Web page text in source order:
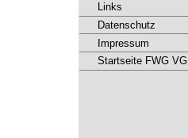
Links
Datenschutz
Impressum
Startseite FWG VG